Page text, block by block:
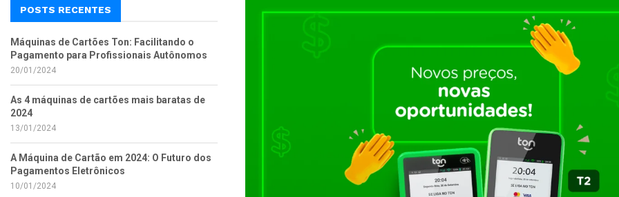
POSTS RECENTES
Máquinas de Cartões Ton: Facilitando o
Pagamento para Profissionais Autônomos
20/01/2024
As 4 máquinas de cartões mais baratas de
2024
13/01/2024
A Máquina de Cartão em 2024: O Futuro dos
Pagamentos Eletrônicos
10/01/2024